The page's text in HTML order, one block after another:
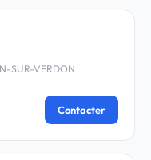
SUR-VERDON
Contacter